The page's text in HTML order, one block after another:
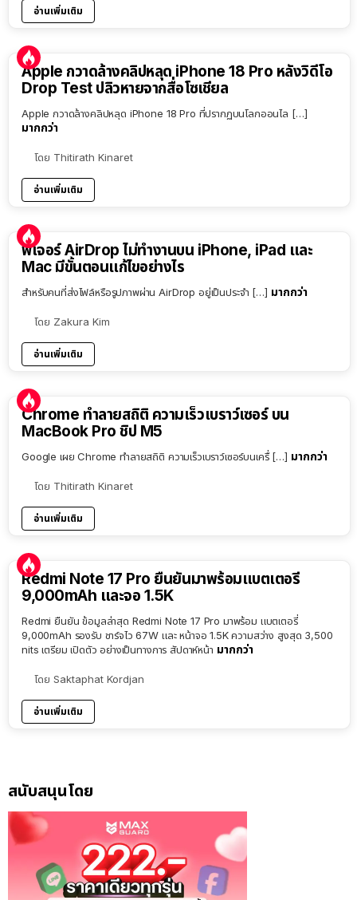
อ่านเพิ่มเติม
Apple กวาดล้างคลิปหลุด iPhone 18 Pro หลังวิดีโอ
Drop Test ปลิวหายจากสื่อโซเชียล
Apple กวาดล้างคลิปหลุด iPhone 18 Pro ที่ปรากฏบนโลกออนไล […]
มากกว่า
โดย Thitirath Kinaret
อ่านเพิ่มเติม
ฟีเจอร์ AirDrop ไม่ทำงานบน iPhone, iPad และ
Mac มีขั้นตอนแก้ไขอย่างไร
สำหรับคนที่ส่งไฟล์หรือรูปภาพผ่าน AirDrop อยู่เป็นประจำ […] มากกว่า
โดย Zakura Kim
อ่านเพิ่มเติม
Chrome ทำลายสถิติ ความเร็วเบราว์เซอร์ บน
MacBook Pro ชิป M5
Google เผย Chrome ทำลายสถิติ ความเร็วเบราว์เซอร์บนเครื่ […] มากกว่า
โดย Thitirath Kinaret
อ่านเพิ่มเติม
Redmi Note 17 Pro ยืนยันมาพร้อมแบตเตอรี่
9,000mAh และจอ 1.5K
Redmi ยืนยัน ข้อมูลล่าสุด Redmi Note 17 Pro มาพร้อม แบตเตอรี่
9,000mAh รองรับ ชาร์จไว 67W และ หน้าจอ 1.5K ความสว่าง สูงสุด 3,500
nits เตรียม เปิดตัว อย่างเป็นทางการ สัปดาห์หน้า มากกว่า
โดย Saktaphat Kordjan
อ่านเพิ่มเติม
สนับสนุนโดย